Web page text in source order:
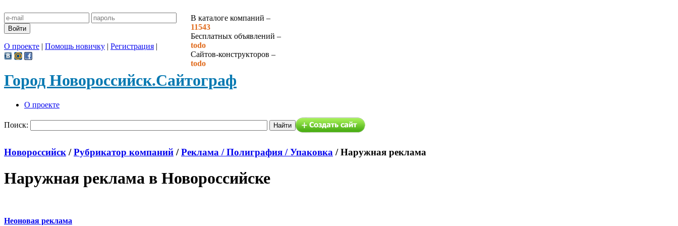
В каталоге компаний –
11543
Бесплатных объявлений –
todo
Сайтов-конструкторов –
todo
О проекте | Помощь новичку | Регистрация |
Город Новороссийск.Сайтограф
О проекте
Поиск:
Новороссийск /Рубрикатор компаний /Реклама / Полиграфия / Упаковка /Наружная реклама
Наружная реклама в Новороссийске
Неоновая реклама